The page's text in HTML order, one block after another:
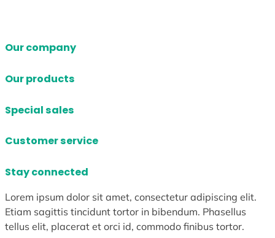
Our company
Our products
Special sales
Customer service
Stay connected
Lorem ipsum dolor sit amet, consectetur adipiscing elit.
Etiam sagittis tincidunt tortor in bibendum. Phasellus
tellus elit, placerat et orci id, commodo finibus tortor.